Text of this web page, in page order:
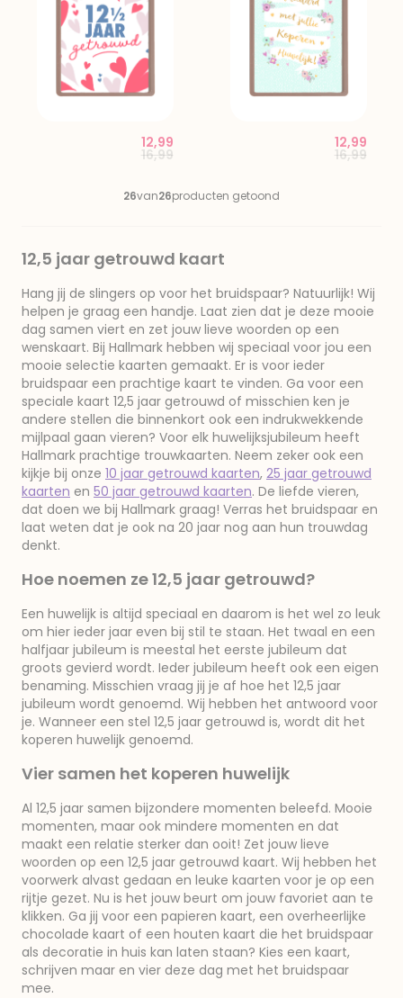
Price reduced from
16,99to
12,99
Price
16,99to
12,99
26van26producten getoond
12,5 jaar getrouwd kaart
Hang jij de slingers op voor het bruidspaar? Natuurlijk! Wij
helpen je graag een handje. Laat zien dat je deze mooie
dag samen viert en zet jouw lieve woorden op een
wenskaart. Bij Hallmark hebben wij speciaal voor jou een
mooie selectie kaarten gemaakt. Er is voor ieder
bruidspaar een prachtige kaart te vinden. Ga voor een
speciale kaart 12,5 jaar getrouwd of misschien ken je
andere stellen die binnenkort ook een indrukwekkende
mijlpaal gaan vieren? Voor elk huwelijksjubileum heeft
Hallmark prachtige trouwkaarten. Neem zeker ook een
kijkje bij onze 10 jaar getrouwd kaarten, 25 jaar getrouwd
kaarten en 50 jaar getrouwd kaarten. De liefde vieren,
dat doen we bij Hallmark graag! Verras het bruidspaar en
laat weten dat je ook na 20 jaar nog aan hun trouwdag
denkt.
Hoe noemen ze 12,5 jaar getrouwd?
Een huwelijk is altijd speciaal en daarom is het wel zo leuk
om hier ieder jaar even bij stil te staan. Het twaal en een
halfjaar jubileum is meestal het eerste jubileum dat
groots gevierd wordt. Ieder jubileum heeft ook een eigen
benaming. Misschien vraag jij je af hoe het 12,5 jaar
jubileum wordt genoemd. Wij hebben het antwoord voor
je. Wanneer een stel 12,5 jaar getrouwd is, wordt dit het
koperen huwelijk genoemd.
Vier samen het koperen huwelijk
Al 12,5 jaar samen bijzondere momenten beleefd. Mooie
momenten, maar ook mindere momenten en dat
maakt een relatie sterker dan ooit! Zet jouw lieve
woorden op een 12,5 jaar getrouwd kaart. Wij hebben het
voorwerk alvast gedaan en leuke kaarten voor je op een
rijtje gezet. Nu is het jouw beurt om jouw favoriet aan te
klikken. Ga jij voor een papieren kaart, een overheerlijke
chocolade kaart of een houten kaart die het bruidspaar
als decoratie in huis kan laten staan? Kies een kaart,
schrijven maar en vier deze dag met het bruidspaar
mee.